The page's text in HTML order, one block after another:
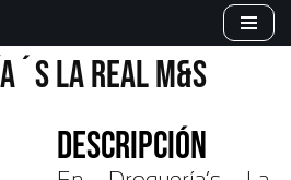
LA REAL M&S
DESCRIPCIÓN